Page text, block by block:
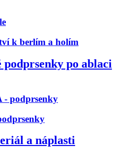
k berlím a holím
po ablaci
- podprsenky
a náplasti